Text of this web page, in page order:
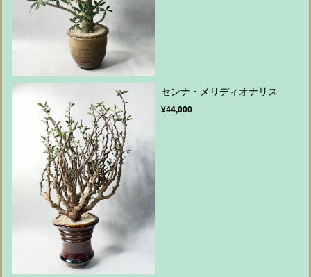
センナ・メリディオナリス
¥44,000